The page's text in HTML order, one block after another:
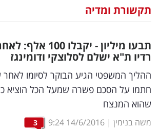
וצרכנות
דיגיטל
וטק
שיווק
ופרסום
תקשורת ומדיה
תבעו מיליון - יקבלו
רדיו ת"א ישלם לסלוצקי ודומינגז
חתמו על הסכם פשרה שמעל הכל הוציא
שהוא המנצח
משה בנימין |
14/6/2016
9:24
3